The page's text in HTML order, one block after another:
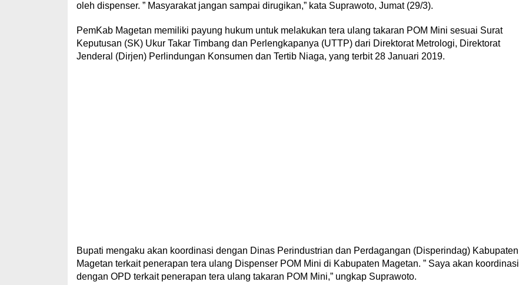
oleh dispenser. ” Masyarakat jangan sampai dirugikan,” kata Suprawoto, Jumat (29/3).
PemKab Magetan memiliki payung hukum untuk melakukan tera ulang takaran POM Mini sesuai Surat
Keputusan (SK) Ukur Takar Timbang dan Perlengkapanya (UTTP) dari Direktorat Metrologi, Direktorat
Jenderal (Dirjen) Perlindungan Konsumen dan Tertib Niaga, yang terbit 28 Januari 2019.
Bupati mengaku akan koordinasi dengan Dinas Perindustrian dan Perdagangan (Disperindag) Kabupaten
Magetan terkait penerapan tera ulang Dispenser POM Mini di Kabupaten Magetan. ” Saya akan koordinasi
dengan OPD terkait penerapan tera ulang takaran POM Mini,” ungkap Suprawoto.